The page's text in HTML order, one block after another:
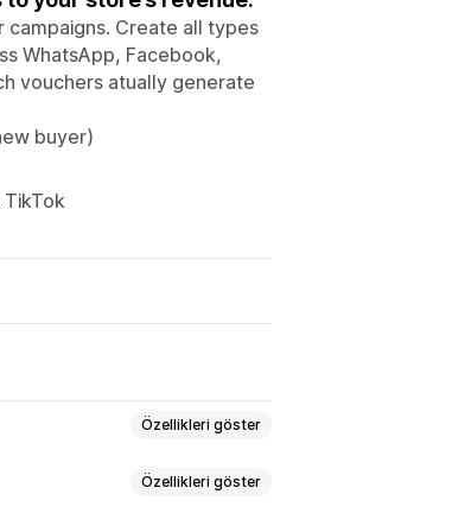
Create all types
WhatsApp, Facebook,
vouchers atually generate
buyer)
Özellikleri göster
Özellikleri göster